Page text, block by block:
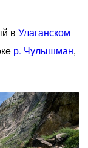
в Улаганском
р. Чулышман,